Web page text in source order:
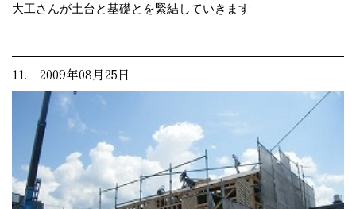
大工さんが土台と基礎とを緊結していきます
11. 2009年08月25日